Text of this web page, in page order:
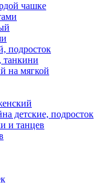
чашке
подросток
танкини
на мягкой
детские, подросток
и танцев